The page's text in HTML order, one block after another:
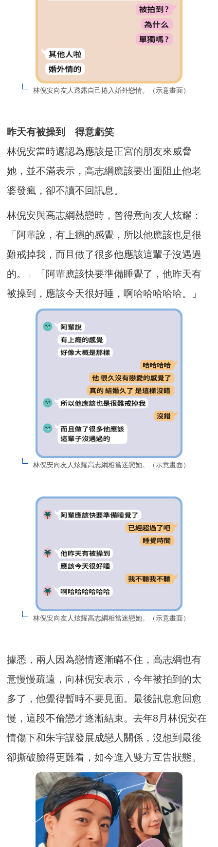
林倪安向友人透露自己捲入婚外戀情。（示意畫面）
昨天有被操到 得意虧笑
林倪安當時還認為應該是正宮的朋友來威脅
她，並不滿表示，高志綱應該要出面阻止他老
婆發瘋，卻不讀不回訊息。
林倪安與高志綱熱戀時，曾得意向友人炫耀：
「阿輩說，有上癮的感覺，所以他應該也是很
難戒掉我，而且做了很多他應該這輩子沒遇過
的。」「阿輩應該快要準備睡覺了，他昨天有
被操到，應該今天很好睡，啊哈哈哈哈哈。」
林倪安向友人炫耀高志綱相當迷戀她。（示意畫面）
林倪安向友人炫耀高志綱相當迷戀她。（示意畫面）
據悉，兩人因為戀情逐漸瞞不住，高志綱也有
意慢慢疏遠，向林倪安表示，今年被拍到的太
多了，他覺得暫時不要見面。最後訊息愈回愈
慢，這段不倫戀才逐漸結束。去年8月林倪安在
情傷下和朱宇謀發展成戀人關係，沒想到最後
卻撕破臉得更難看，如今進入雙方互告狀態。